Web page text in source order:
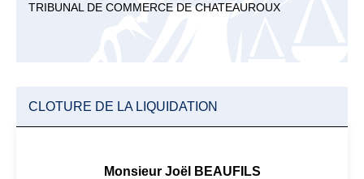
TRIBUNAL DE COMMERCE DE CHATEAUROUX
CLOTURE DE LA LIQUIDATION
Monsieur Joël BEAUFILS